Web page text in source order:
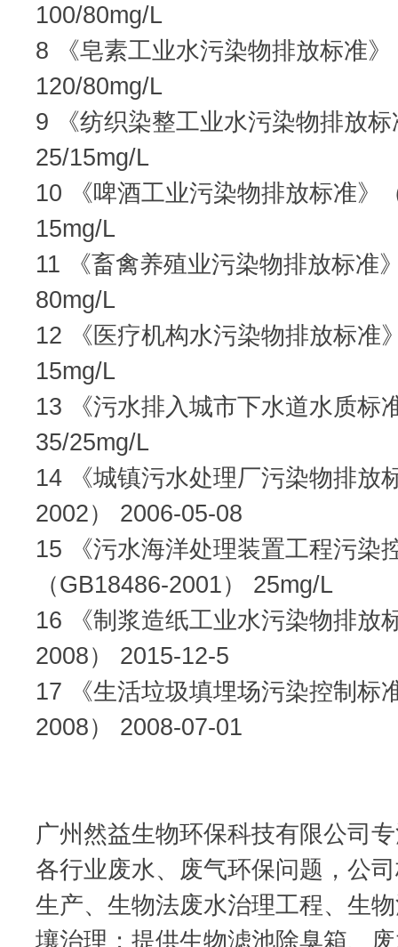
100/80mg/L
8 《皂素工业水污染物排放标准
120/80mg/L
9 《纺织染整工业水污染物排放
25/15mg/L
10 《啤酒工业污染物排放标准》
15mg/L
11 《畜禽养殖业污染物排放标准
80mg/L
12 《医疗机构水污染物排放标准
15mg/L
13 《污水排入城市下水道水质标
35/25mg/L
14 《城镇污水处理厂污染物排放
2002） 2006-05-08
15 《污水海洋处理装置工程污染
（GB18486-2001） 25mg/L
16 《制浆造纸工业水污染物排放
2008） 2015-12-5
17 《生活垃圾填埋场污染控制标
2008） 2008-07-01
广州然益生物环保科技有限公司​
各行业废水、废气环保问题，公
生产、生物法废水治理工程、生
壤治理；提供生物滤池除臭箱、